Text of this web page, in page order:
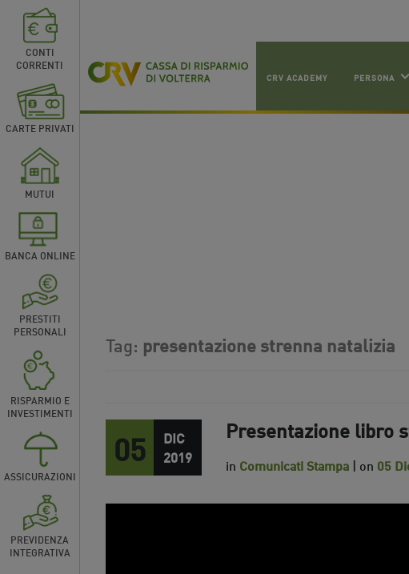
CRV ACADEMY PERSONA
CONTI
CORRENTI
CARTE PRIVATI
MUTUI
BANCA ONLINE
PRESTITI
PERSONALI
RISPARMIO E
INVESTIMENTI
ASSICURAZIONI
PREVIDENZA
INTEGRATIVA
Tag: presentazione strenna natalizia
05
DIC
2019
Presentazione libro
in Comunicati Stampa | on 05